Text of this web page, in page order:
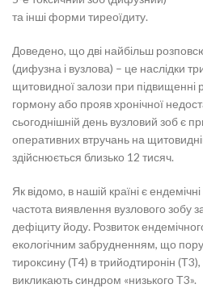
та інші форми тиреоїдиту.
Доведено, що дві найбільш
(дифузна і вузлова) – це наслідки
щитовидної залози при підвищенні
гормону або прояв хронічної
сьогоднішній день вузловий зоб є
оперативних втручань на
здійснюється близько 12 тисяч.
Як відомо, в нашій країні є
частота виявлення вузлового зобу
дефіциту йоду. Розвиток
екологічним забрудненням, що
тироксину (Т4) в трийодтиронін
викликають синдром «низького Т3».